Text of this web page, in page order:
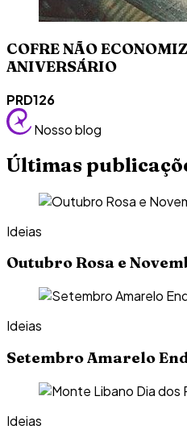
COFRE NÃO
ANIVERSÁRIO
PRD126
Nosso blog
Últimas
Ideias
Outubro Rosa e
Ideias
Setembro Amarelo
Ideias